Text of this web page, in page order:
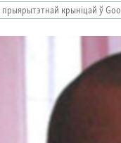
прыярытэтнай крыніцай ў